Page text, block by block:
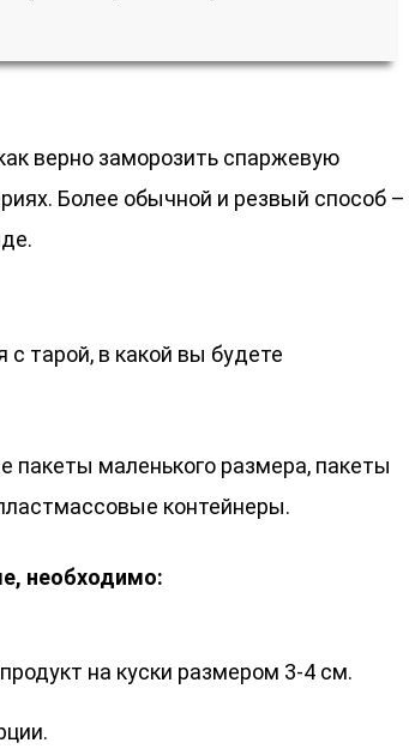
верно заморозить спаржевую
Более обычной и резвый способ –
тарой, в какой вы будете
маленького размера, пакеты
контейнеры.
необходимо:
на куски размером 3-4 см.